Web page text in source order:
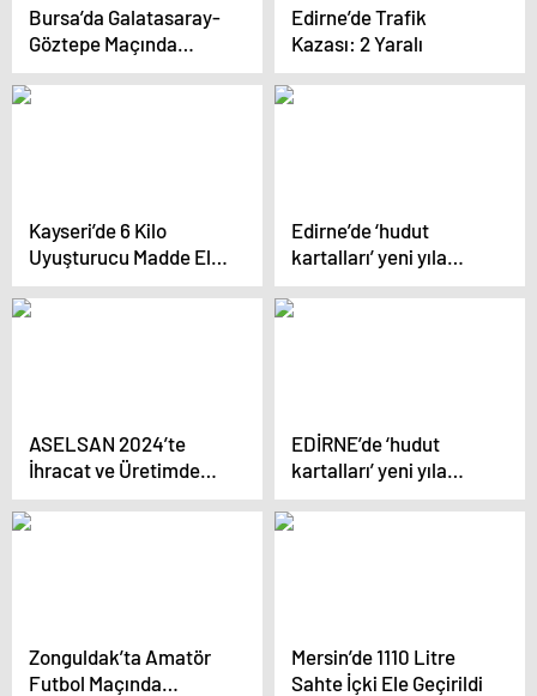
Bursa’da Galatasaray-
Göztepe Maçında
Taraftarlar Arasında
Kavga: İki Yaralı
Edirne’de Trafik
Kazası: 2 Yaralı
Kayseri’de 6 Kilo
Uyuşturucu Madde Ele
Geçirildi
Edirne’de ‘hudut
kartalları’ yeni yıla
görevleri başında girdi
ASELSAN 2024’te
İhracat ve Üretimde
Rekor Kırdı
EDİRNE’de ‘hudut
kartalları’ yeni yıla
görevleri başında girdi
(HABER EKLENDİ)
Zonguldak’ta Amatör
Futbol Maçında
Mersin’de 1110 Litre
Sahte İçki Ele Geçirildi